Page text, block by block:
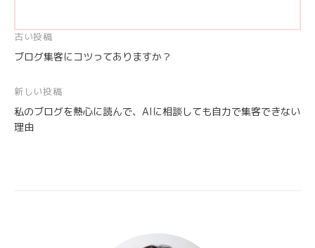
投
稿
ナ
ビ
ゲ
古い投稿
ブログ集客にコツってありますか？
新しい投稿
私のブログを熱心に読んで、AIに相談しても自力で集客できない
理由